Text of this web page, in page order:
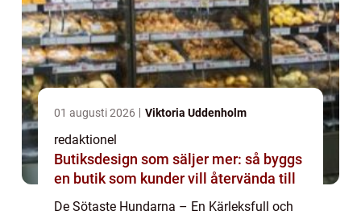
01 augusti 2026 Viktoria Uddenholm
redaktionel
Butiksdesign som säljer mer: så byggs
en butik som kunder vill återvända till
De Sötaste Hundarna – En Kärleksfull och